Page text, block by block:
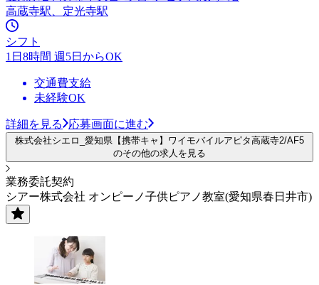
高蔵寺駅、定光寺駅
シフト
1日8時間 週5日からOK
交通費支給
未経験OK
詳細を見る 応募画面に進む
株式会社シエロ_愛知県【携帯キャ】ワイモバイルアピタ高蔵寺2/AF5
のその他の求人を見る
業務委託契約
シアー株式会社 オンピーノ子供ピアノ教室(愛知県春日井市)